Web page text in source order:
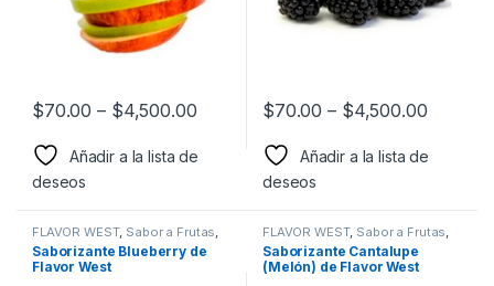
$70.00 – $4,500.00
Añadir a la lista de
deseos
$70.00 – $4,500.00
Añadir a la lista de
deseos
FLAVOR WEST, Sabor a Frutas
Sabores Frutales Saborizantes
Saborizante Blueberry de
Flavor West
FLAVOR WEST, Sabor a Frutas
Sabores Frutales Saborizantes
Saborizante Cantalupe
(Melón) de Flavor West